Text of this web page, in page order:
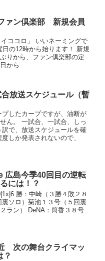
ァン倶楽部 新規会員
ココロ」 いいネーミングで
の12時から始ります！ 新規
りから、ファン倶楽部の定
から...
放送スケジュール（暫
したカープですが、油断が
ん。 一試合、一試合、しっ
で、放送スケジュールを確
しか発表されないので、
広島今季40回目の逆転
には！？
勝：中崎（３勝４敗２８
ソロ）菊池１３号（５回裏
ラン） DeNA：筒香３８号
次の舞台クライマッ
？